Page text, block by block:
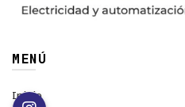
MENÚ
Inicio